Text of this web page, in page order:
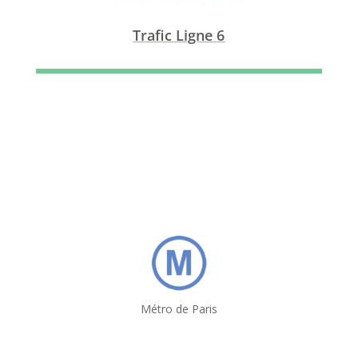
Trafic Ligne 6
Métro de Paris